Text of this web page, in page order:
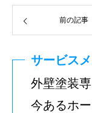
前の記事
サービス
外壁塗装
今あるホ